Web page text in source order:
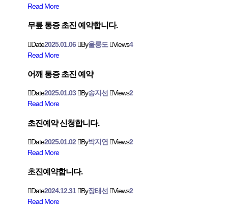
Read More
무릎 통증 초진 예약합니다.
Date2025.01.06 By울릉도 Views4
Read More
어깨 통증 초진 예약
Date2025.01.03 By송지선 Views2
Read More
초진예약 신청합니다.
Date2025.01.02 By박지연 Views2
Read More
초진예약합니다.
Date2024.12.31 By장태선 Views2
Read More